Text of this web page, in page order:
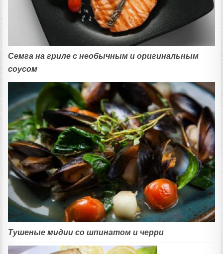
Семга на гриле с необычным и оригинальным
соусом
Тушеные мидии со шпинатом и черри